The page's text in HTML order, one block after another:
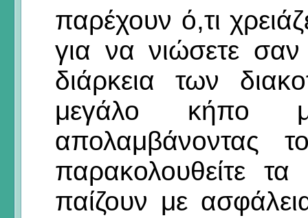
παρέχουν ό,τι
για να νιώσετε
διάρκεια των
μεγάλο κήπο
απολαμβάνοντας
παρακολουθείτε
παίζουν με